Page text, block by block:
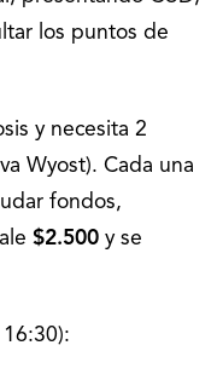
los puntos de
y necesita 2
Wyost). Cada una
fondos,
$2.500 y se